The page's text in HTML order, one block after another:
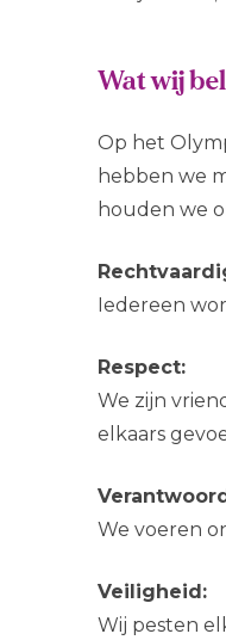
Wat wij
Op het
hebben we
houden we
Iedereen
Respect:
We zijn
elkaars
We voeren
Veiligheid:
Wij pesten